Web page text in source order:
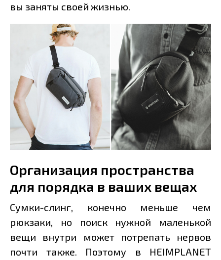
вы заняты своей жизнью.
Организация пространства
для порядка в ваших вещах
Сумки-слинг, конечно меньше чем
рюкзаки, но поиск нужной маленькой
вещи внутри может потрепать нервов
почти также. Поэтому в HEIMPLANET